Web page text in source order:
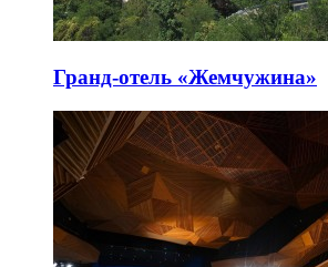
Гранд-отель «Жемчужина»